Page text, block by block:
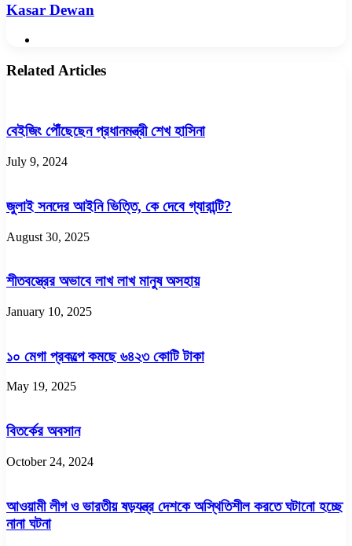
Kasar Dewan
Related Articles
বেইজিং পৌঁছেছেন প্রধানমন্ত্রী শেখ হাসিনা
July 9, 2024
জুলাই সনদের আইনি ভিত্তি, কে দেবে গ্যারান্টি?
August 30, 2025
শীতবস্ত্রের অভাবে লাখ লাখ মানুষ অসহায়
January 10, 2025
১০ মেগা প্রকল্পে কমছে ৬৪২৩ কোটি টাকা
May 19, 2025
বিতর্কের অবসান
October 24, 2024
আওয়ামী লীগ ও ভারতীয় ষড়যন্ত্র দেশকে অস্থিতিশীল করতে ঘটানো হচ্ছে
নানা ঘটনা